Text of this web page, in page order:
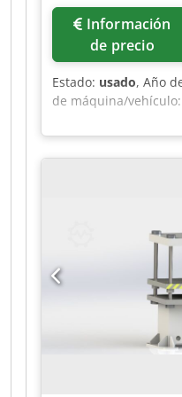
de precio
Estado: usado, Año
de máquina/vehículo:
t, carrera:700 mm,
mm, longitud de la
, Prensa
T – 2.000 × 1.400
prensa hidráulica de
HYMAG, con una
163 T. La máquina
1.300 mm y una
hace adecuada
enderezado,